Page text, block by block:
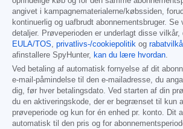
angivet i kampagnematerialerne/købssiden,
kontinuerlig og uafbrudt abonnementsbruger.
detaljer. Prøveperioden er underlagt disse
EULA/TOS, privatlivs-/cookiepolitik og
afinstallere SpyHunter, kan du lære hvordan.
Ved betaling af automatisk fornyelse af dit
e-mail-påmindelse til den e-mailadresse, du
dig, før hver betalingsdato. Ved starten af din
du en aktiveringskode, der er begrænset til kun
prøveperiode og kun for én enhed pr. konto. Dit
automatisk til den pris og for